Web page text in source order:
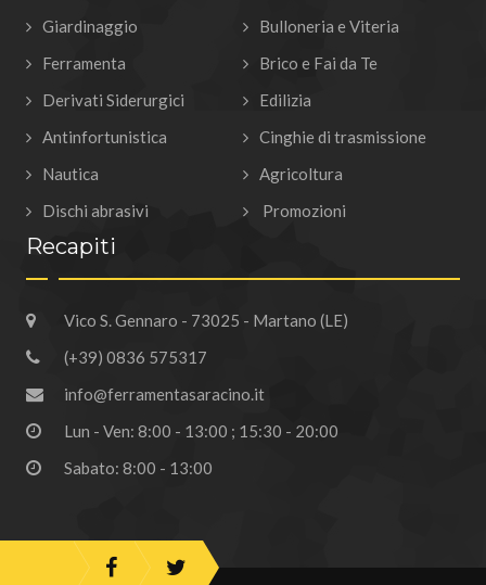
Giardinaggio
Bulloneria e Viteria
Ferramenta
Brico e Fai da Te
Derivati Siderurgici
Edilizia
Antinfortunistica
Cinghie di trasmissione
Nautica
Agricoltura
Dischi abrasivi
Promozioni
Recapiti
Vico S. Gennaro - 73025 - Martano (LE)
(+39) 0836 575317
info@ferramentasaracino.it
Lun - Ven: 8:00 - 13:00 ; 15:30 - 20:00
Sabato: 8:00 - 13:00